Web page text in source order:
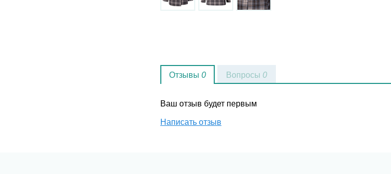
Отзывы 0
Ваш отзыв будет первым
Написать отзыв
Вопросы 0